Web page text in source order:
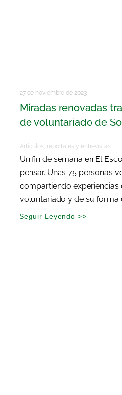
27 de noviembre de 2023
Miradas renovadas
de voluntariado de
Artículos, reportajes y entrevistas
Un fin de semana en El
pensar. Unas 75 personas
compartiendo
voluntariado y de su forma
Seguir Leyendo >>